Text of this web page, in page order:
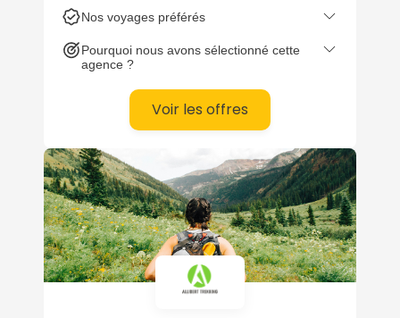
voyages en groupe, en famille ou en
individuel.
Nos voyages préférés
Pourquoi nous avons sélectionné cette
agence ?
Voir les offres
Continuer avec Apple
ou connectez-vous par mail